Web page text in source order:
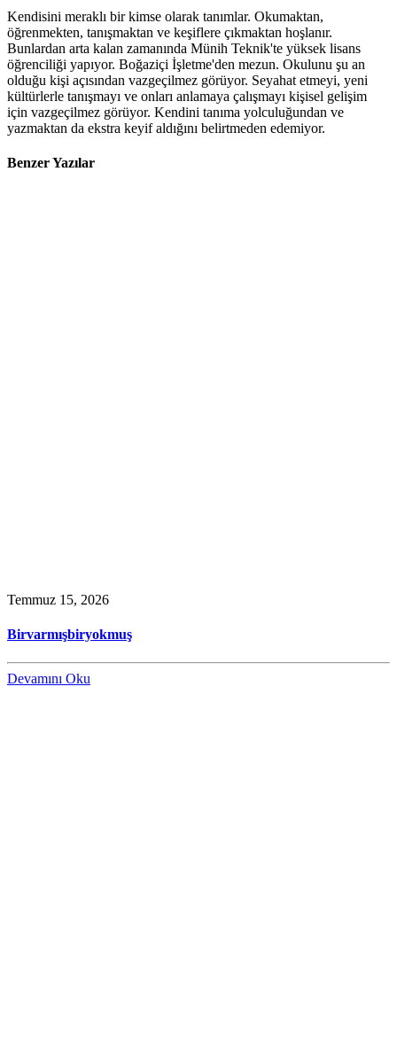
Kendisini meraklı bir kimse olarak tanımlar. Okumaktan,
öğrenmekten, tanışmaktan ve keşiflere çıkmaktan hoşlanır.
Bunlardan arta kalan zamanında Münih Teknik'te yüksek lisans
öğrenciliği yapıyor. Boğaziçi İşletme'den mezun. Okulunu şu an
olduğu kişi açısından vazgeçilmez görüyor. Seyahat etmeyi, yeni
kültürlerle tanışmayı ve onları anlamaya çalışmayı kişisel gelişim
için vazgeçilmez görüyor. Kendini tanıma yolculuğundan ve
yazmaktan da ekstra keyif aldığını belirtmeden edemiyor.
Benzer Yazılar
Temmuz 15, 2026
Birvarmışbiryokmuş
Devamını Oku